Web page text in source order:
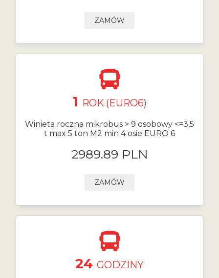
ZAMÓW
1 ROK (EURO6)
Winieta roczna mikrobus > 9 osobowy <=3,5
t max 5 ton M2 min 4 osie EURO 6
2989.89 PLN
ZAMÓW
24 GODZINY